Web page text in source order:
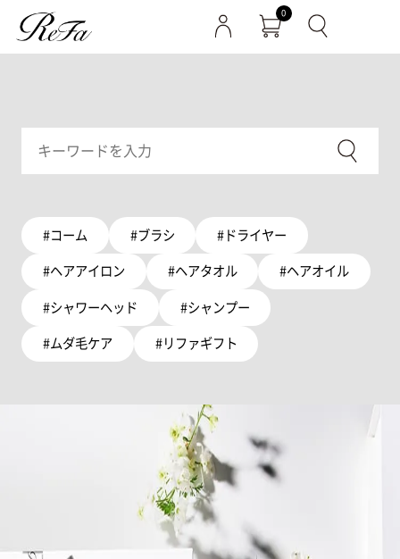
0
#コーム #ブラシ #ドライヤー
#ヘアアイロン #ヘアタオル #ヘアオイル
#シャワーヘッド #シャンプー
#ムダ毛ケア #リファギフト